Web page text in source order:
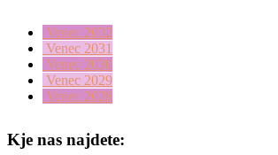
Venec 2032
Venec 2031
Venec 2030
Venec 2029
Venec 2028
Kje nas najdete: